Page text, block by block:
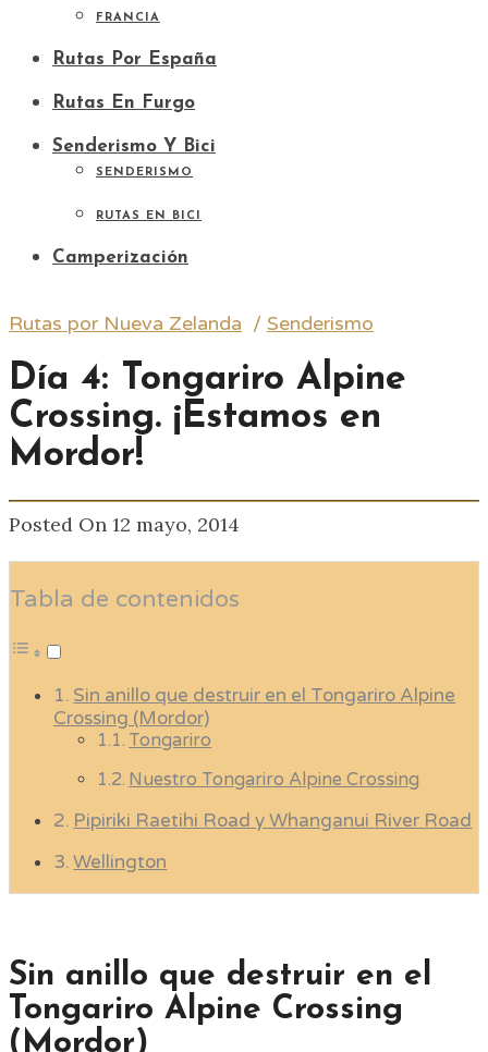
FRANCIA
Rutas Por España
Rutas En Furgo
Senderismo Y Bici
SENDERISMO
RUTAS EN BICI
Camperización
Rutas por Nueva Zelanda / Senderismo
Día 4: Tongariro Alpine
Crossing. ¡Estamos en
Mordor!
Posted On 12 mayo, 2014
Tabla de contenidos
Sin anillo que destruir en el Tongariro Alpine
Crossing (Mordor)
Tongariro
Nuestro Tongariro Alpine Crossing
Pipiriki Raetihi Road y Whanganui River Road
Wellington
Sin anillo que destruir en el
Tongariro Alpine Crossing
(Mordor)